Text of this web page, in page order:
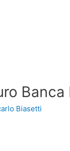
Banca
Biasetti